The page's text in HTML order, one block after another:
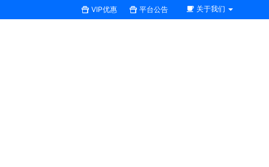
VIP优惠 平台公告 关于我们